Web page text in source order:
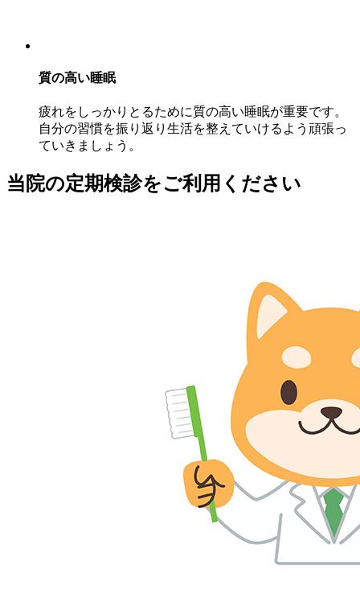
質の高い睡眠
疲れをしっかりとるために質の高い睡眠が重要です。
自分の習慣を振り返り生活を整えていけるよう頑張っ
ていきましょう。
当院の定期検診をご利用ください